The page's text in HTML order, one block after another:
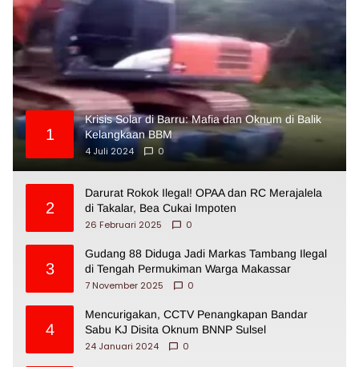
1
Krisis Solar di Barru: Mafia dan Oknum di Balik
Kelangkaan BBM
4 Juli 2024
0
2
Darurat Rokok Ilegal! OPAA dan RC Merajalela
di Takalar, Bea Cukai Impoten
26 Februari 2025
0
3
Gudang 88 Diduga Jadi Markas Tambang Ilegal
di Tengah Permukiman Warga Makassar
7 November 2025
0
4
Mencurigakan, CCTV Penangkapan Bandar
Sabu KJ Disita Oknum BNNP Sulsel
24 Januari 2024
0